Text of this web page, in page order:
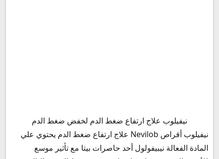
مكونات نيفيلوب
نيفيلوب صيدلي
نيفيلوب ويكيبيديا
نيفيلوب علاج ارتفاع ضغط الدم لخفض ضغط الدم
نيفيلوب أقراص Nevilob علاج ارتفاع ضغط الدم يحتوي علي
المادة الفعالة نيبيفولول أحد حاصرات بيتا مع تأثير موسع